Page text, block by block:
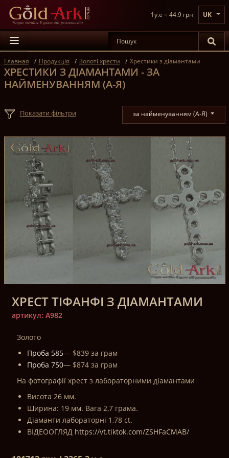
UK
1y.e = 44.9 грн
Главная Продукція Золоті хрести Хрестики з діамантами
ХРЕСТИКИ З ДІАМАНТАМИ - ЗА
НАЙМЕНУВАННЯМ (А-Я)
за найменуванням (А-Я)
ХРЕСТ ТІФАНФІ З ДІАМАНТАМИ
артикул: A982
Золото
Проба 585— $839 за грам
Проба 750— $874 за грам
На фотографії хрест з лабораторними діамантами
Висота 26 мм.
Ширина: 19 мм. Вага 2,7 грама.
Діаманти лабораторні 1,78 ct.
ВІДЕООГЛЯД https://vt.tiktok.com/ZSHFaCMAB/
Показати фільтри